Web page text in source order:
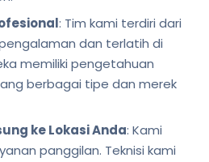
: Tim kami terdiri dari
dan terlatih di
memiliki pengetahuan
berbagai tipe dan merek
ke Lokasi Anda: Kami
panggilan. Teknisi kami